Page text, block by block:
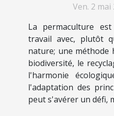
production
urbain
Ven. 2 mai
La permaculture
travail avec, plutôt
nature; une
biodiversité, le
l'harmonie
l'adaptation des
peut s'avérer un défi,